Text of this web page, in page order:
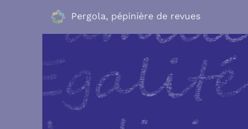
Pergola, pépinière de revues